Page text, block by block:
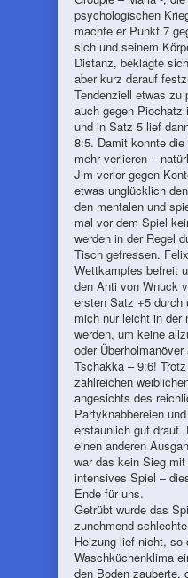
psychologischen
machte er Punkt 7
sich und seinem
Distanz, beklagte
aber kurz darauf
Tendenziell etwas
auch gegen
und in Satz 5 lief
8:5. Damit konnte
mehr verlieren –
Jim verlor gegen
etwas unglücklich
den mentalen und
mal vor dem Spiel
werden in der Regel
Tisch gefressen.
Wettkampfes befreit
den Anti von Wnuck
ersten Satz +5 durch
mich nur leicht in der
werden, um keine
oder
Tschakka – 9:6!
zahlreichen
angesichts des
Partyknabbereien
erstaunlich gut
einen anderen
war das kein Sieg
intensives Spiel –
Ende für uns.
Getrübt wurde das
zunehmend
Heizung lief nicht, so
Waschküchenklima
den Boden zauberte,